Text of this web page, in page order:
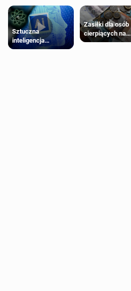
Sztuczna
inteligencja
próbowała oszukać
Zasiłki dla osób
cierpiących na
schorzenia